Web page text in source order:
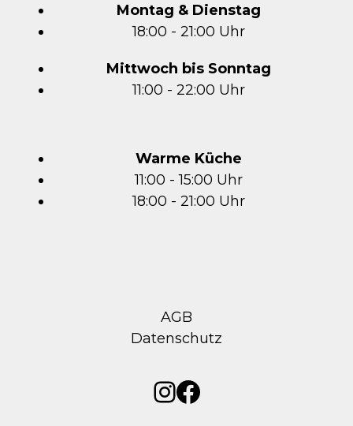
Montag & Dienstag
18:00 - 21:00 Uhr
Mittwoch bis Sonntag
11:00 - 22:00 Uhr
Warme Küche
11:00 - 15:00 Uhr
18:00 - 21:00 Uhr
AGB
Datenschutz
Instagram
Facebook